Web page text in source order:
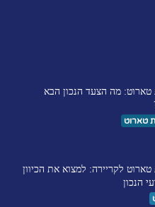
טארוט: מה הצעד הנכון הבא
טארוט
טארוט לקריירה: למצוא את הכיוון
הנכון